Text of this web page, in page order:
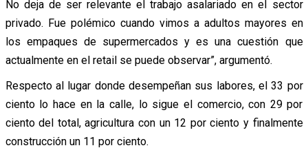
No deja de ser relevante el trabajo asalariado en el sector
privado. Fue polémico cuando vimos a adultos mayores en
los empaques de supermercados y es una cuestión que
actualmente en el retail se puede observar”, argumentó.
Respecto al lugar donde desempeñan sus labores, el 33 por
ciento lo hace en la calle, lo sigue el comercio, con 29 por
ciento del total, agricultura con un 12 por ciento y finalmente
construcción un 11 por ciento.